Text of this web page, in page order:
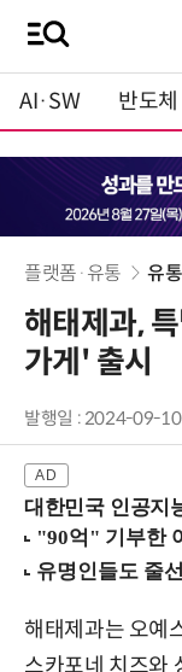
AI·SW 반도체
플랫폼·유통 유
해태제과,
가게' 출시
발행일 : 2024-09-
대한민국 인공지능과
해태제과는 오예
스카포네 치즈와